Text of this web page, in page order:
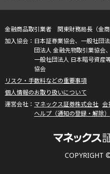
COPYRIGHT
金融商品取引業者 関東財務局長（金
日本証券業協会、一般社団
団法人 金融先物取引業協会、
一般社団法人 日本暗号資産
協会
リスク・手数料などの重要事項
個人情報のお取り扱いについて
マネックス証券株式会社 会
ヘルプ（通知の登録・解除）